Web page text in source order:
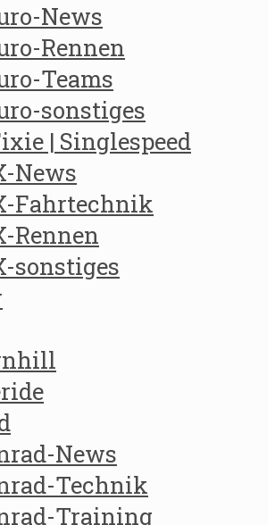
News
Rennen
Teams
sonstiges
| Singlespeed
News
Fahrtechnik
Rennen
sonstiges
News
Technik
Training